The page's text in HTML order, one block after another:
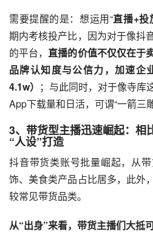
需要提醒的是：想运用“直播+投
期内考核投产比，因为对于像抖
的平台，直播的价值不仅仅在于
品牌认知度与公信力，加速企
4.1w） ；与此同时，对于像寺库
App下载量和日活，可谓“一箭三雕
3、带货型主播迅速崛起：相
“人设”打造
抖音带货类账号批量崛起，从
饰、美食类产品占比居多，此外
较常见带货品类。
从“出身”来看，带货主播们大